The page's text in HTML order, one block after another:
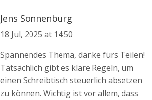
Jens Sonnenburg
18 Jul, 2025 at 14:50
Spannendes Thema, danke fürs Teilen!
Tatsächlich gibt es klare Regeln, um
einen Schreibtisch steuerlich absetzen
zu können. Wichtig ist vor allem, dass